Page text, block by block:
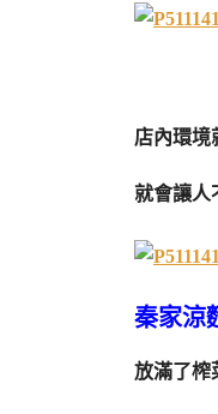
店內環境
就會讓人
秦家涼
放滿了榨